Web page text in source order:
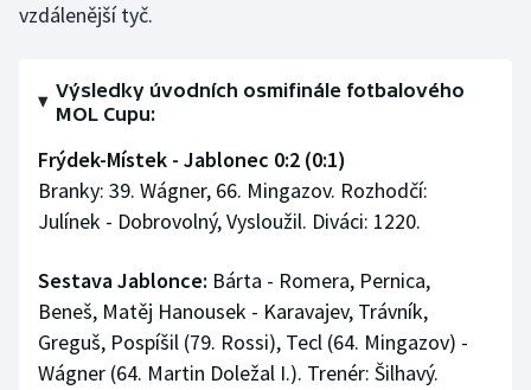
Veslování
Vodní slalom
Ostatní
vzdálenější tyč.
Výsledky úvodních osmifinále fotbalového
MOL Cupu:
Frýdek-Místek - Jablonec 0:2 (0:1)
Branky: 39. Wágner, 66. Mingazov. Rozhodčí:
Julínek - Dobrovolný, Vysloužil. Diváci: 1220.
Sestava Jablonce: Bárta - Romera, Pernica,
Beneš, Matěj Hanousek - Karavajev, Trávník,
Greguš, Pospíšil (79. Rossi), Tecl (64. Mingazov) -
Wágner (64. Martin Doležal I.). Trenér: Šilhavý.